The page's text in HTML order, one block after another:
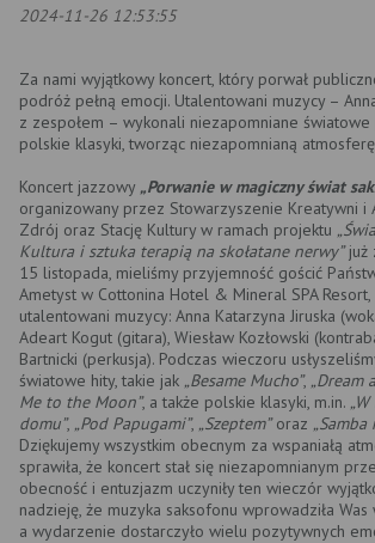
2024-11-26 12:53:55
Za nami wyjątkowy koncert, który porwał
podróż pełną emocji. Utalentowani muzycy –
z zespołem – wykonali niezapomniane
polskie klasyki, tworząc niezapomnianą
Koncert jazzowy „Porwanie w magiczny świat
organizowany przez Stowarzyszenie Kreatywni i
Zdrój oraz Stację Kultury w ramach projektu
Kultura i sztuka terapią na skołatane nerwy”już
15 listopada, mieliśmy przyjemność gościć
Ametyst w Cottonina Hotel & Mineral SPA
utalentowani muzycy: Anna Katarzyna Jiruska
Adeart Kogut (gitara), Wiesław Kozłowski
Bartnicki (perkusja). Podczas wieczoru
światowe hity, takie jak „Besame Mucho”, „Dream
Me to the Moon”, a także polskie klasyki, m.in.
domu”, „Pod Papugami”, „Szeptem”oraz
Dziękujemy wszystkim obecnym za wspaniałą
sprawiła, że koncert stał się niezapomnianym
obecność i entuzjazm uczyniły ten wieczór
nadzieję, że muzyka saksofonu wprowadziła
a wydarzenie dostarczyło wielu pozytywnych